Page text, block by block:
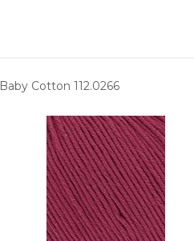
Baby Cotton 112.0266